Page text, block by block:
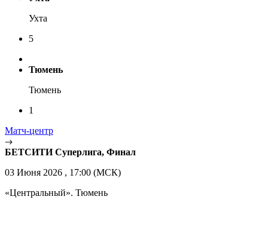
Ухта
5
Тюмень
Тюмень
1
Матч-центр
БЕТСИТИ Суперлига, Финал
03 Июня 2026 , 17:00 (МСК)
«Центральный». Тюмень